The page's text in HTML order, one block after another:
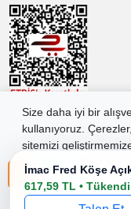
İmac Fred Köşe
617,59 TL • Tükendi
Size daha iyi bir
kullanıyoruz.
sitemizi
Politikamıza
Hemen Üye Olun
2026 Allkaria